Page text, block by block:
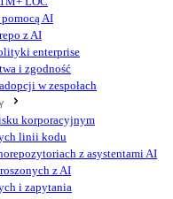
AI
z AI
enterprise
i zgodność
w zespołach
korporacyjnym
linii kodu
z asystentami AI
z AI
i zapytania